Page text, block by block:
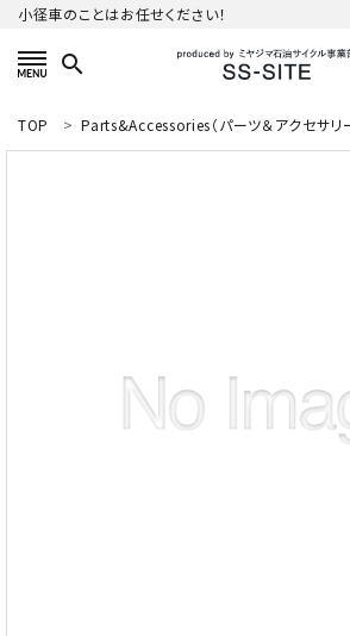
小径車のことはお任せください！
search
ACCOUNT MENU
プライバシーポリシー
TOP Parts&Accessories（パーツ＆アクセサリ